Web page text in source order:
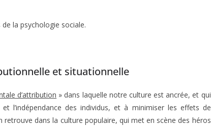
la psychologie sociale.
et situationnelle
d’attribution » dans laquelle notre culture est ancrée, et qui
l’indépendance des individus, et à minimiser les effets de
retrouve dans la culture populaire, qui met en scène des héros